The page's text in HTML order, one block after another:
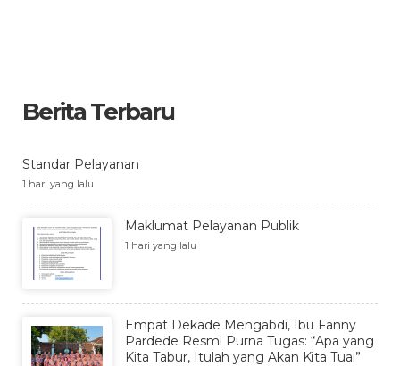
Berita Terbaru
Standar Pelayanan
1 hari yang lalu
Maklumat Pelayanan Publik
1 hari yang lalu
Empat Dekade Mengabdi, Ibu Fanny
Pardede Resmi Purna Tugas: “Apa yang
Kita Tabur, Itulah yang Akan Kita Tuai”